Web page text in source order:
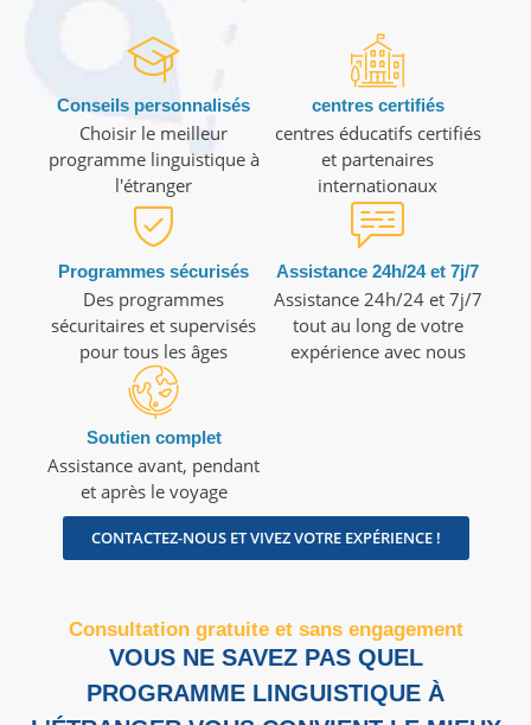
Conseils personnalisés
Choisir le meilleur
programme linguistique à
l'étranger
centres certifiés
centres éducatifs certifiés
et partenaires
internationaux
Programmes sécurisés
Des programmes
sécuritaires et supervisés
pour tous les âges
Assistance 24h/24 et 7j/7
Assistance 24h/24 et 7j/7
tout au long de votre
expérience avec nous
Soutien complet
Assistance avant, pendant
et après le voyage
CONTACTEZ-NOUS ET VIVEZ VOTRE EXPÉRIENCE !
Consultation gratuite et sans engagement
VOUS NE SAVEZ PAS QUEL
PROGRAMME LINGUISTIQUE À